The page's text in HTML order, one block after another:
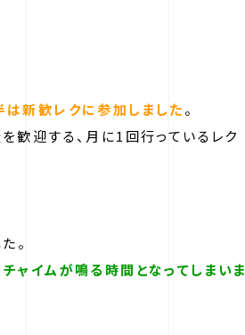
新歓レクに参加しました。
歓迎する、月に1回行っているレク
。
ャイムが鳴る時間となってしまいま